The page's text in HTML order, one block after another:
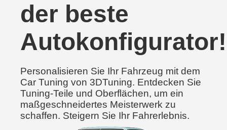
der beste
Autokonfigurator!
Personalisieren Sie Ihr Fahrzeug mit dem
Car Tuning von 3DTuning. Entdecken Sie
Tuning-Teile und Oberflächen, um ein
maßgeschneidertes Meisterwerk zu
schaffen. Steigern Sie Ihr Fahrerlebnis.